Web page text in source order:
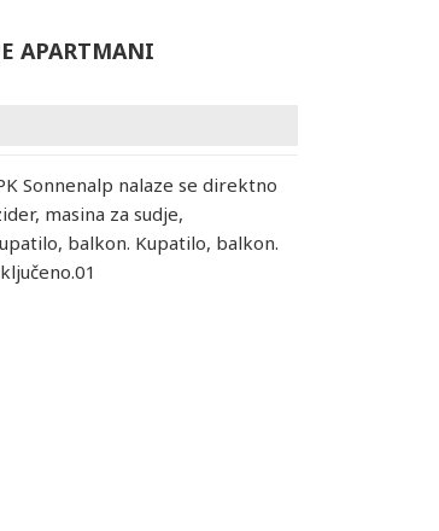
APARTMANI
Sonnenalp nalaze se direktno
masina za sudje,
balkon. Kupatilo, balkon.